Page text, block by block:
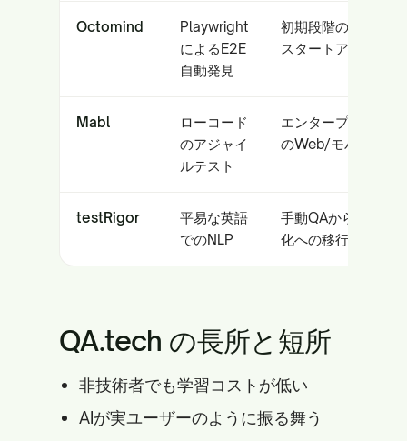
Octomind
Playwright
によるE2E
自動発見
初期段階のSaaS
スタートアップ
Mabl
ローコード
のアジャイ
ルテスト
エンタープライズ
のWeb/モバイル
testRigor
平易な英語
でのNLP
手動QAから自動
化への移行
QA.tech の長所と短所
非技術者でも学習コストが低い
AIが実ユーザーのように振る舞う